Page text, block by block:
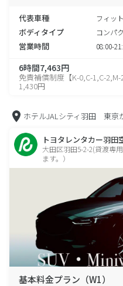
代表車種 フィッ
ボディタイプ コンパ
営業時間 08:00-
6時間7,463円
免責補償制度【K-0,C-1,C-2,M-
1,430円
ホテルJALシティ羽田 東京
トヨタレンタカー羽田
大田区羽田5-2-2(貸渡専
ます。）
基本料金プラン（W1）